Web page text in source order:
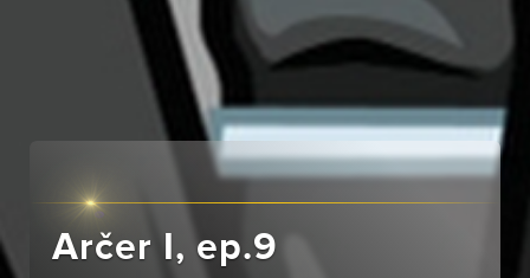
Arčer I, ep.9